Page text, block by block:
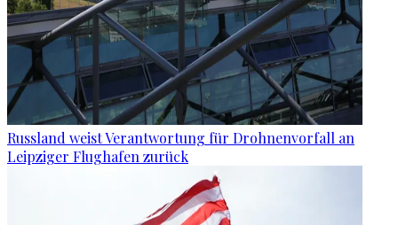
Russland weist Verantwortung für Drohnenvorfall an
Leipziger Flughafen zurück